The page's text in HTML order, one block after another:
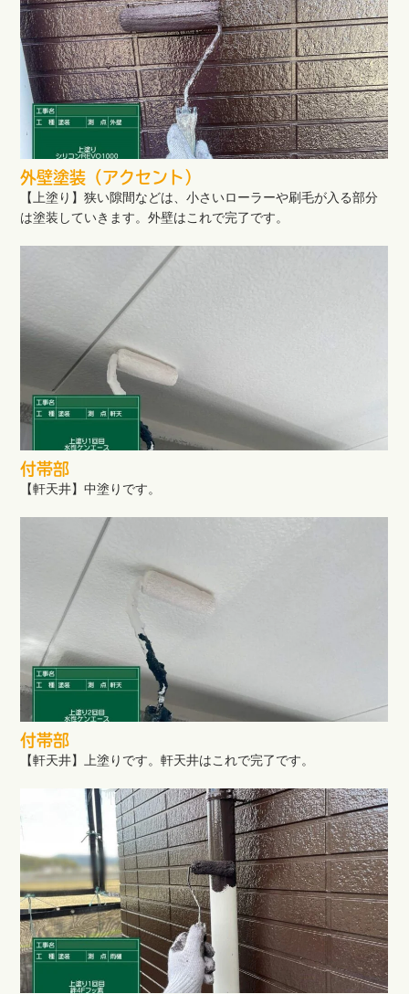
外壁塗装（アクセント）
【上塗り】狭い隙間などは、小さいローラーや刷毛が入る部分
は塗装していきます。外壁はこれで完了です。
付帯部
【軒天井】中塗りです。
付帯部
【軒天井】上塗りです。軒天井はこれで完了です。